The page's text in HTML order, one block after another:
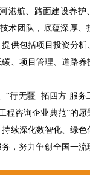
港航、路面建设养护
术团队，底蕴深厚、
供包括项目投资分析
、项目管理、道路养
“行无疆 拓四方 服务
程咨询企业典范”的愿
续深化数智化、绿色
，努力争创全国一流